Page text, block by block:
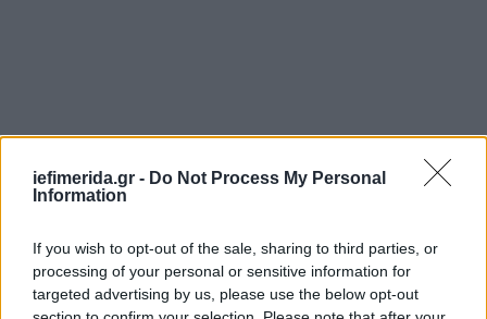
iefimerida.gr - Do Not Process My Personal
Information
If you wish to opt-out of the sale, sharing to third parties, or
processing of your personal or sensitive information for
targeted advertising by us, please use the below opt-out